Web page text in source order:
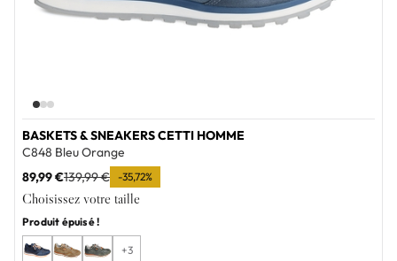
BASKETS & SNEAKERS CETTI HOMME
C848 Bleu Orange
89,99 €139,99 € -35,72%
Choisissez votre taille
Produit épuisé !
+3